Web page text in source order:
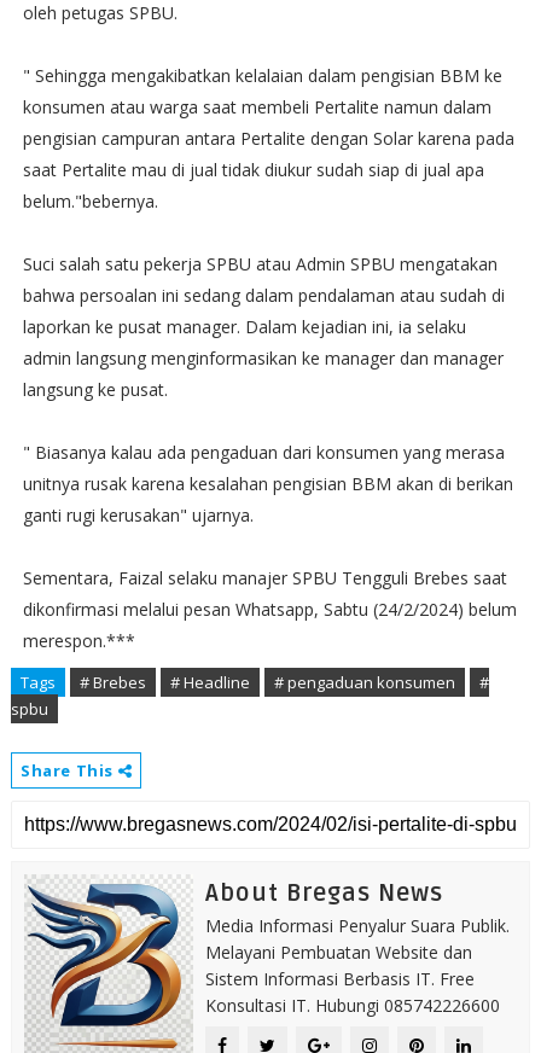
oleh petugas SPBU.
" Sehingga mengakibatkan kelalaian dalam pengisian BBM ke
konsumen atau warga saat membeli Pertalite namun dalam
pengisian campuran antara Pertalite dengan Solar karena pada
saat Pertalite mau di jual tidak diukur sudah siap di jual apa
belum."bebernya.
Suci salah satu pekerja SPBU atau Admin SPBU mengatakan
bahwa persoalan ini sedang dalam pendalaman atau sudah di
laporkan ke pusat manager. Dalam kejadian ini, ia selaku
admin langsung menginformasikan ke manager dan manager
langsung ke pusat.
" Biasanya kalau ada pengaduan dari konsumen yang merasa
unitnya rusak karena kesalahan pengisian BBM akan di berikan
ganti rugi kerusakan" ujarnya.
Sementara, Faizal selaku manajer SPBU Tengguli Brebes saat
dikonfirmasi melalui pesan Whatsapp, Sabtu (24/2/2024) belum
merespon.***
Tags # Brebes # Headline # pengaduan konsumen
#
spbu
Share This
About Bregas News
Media Informasi Penyalur Suara Publik.
Melayani Pembuatan Website dan
Sistem Informasi Berbasis IT. Free
Konsultasi IT. Hubungi 085742226600